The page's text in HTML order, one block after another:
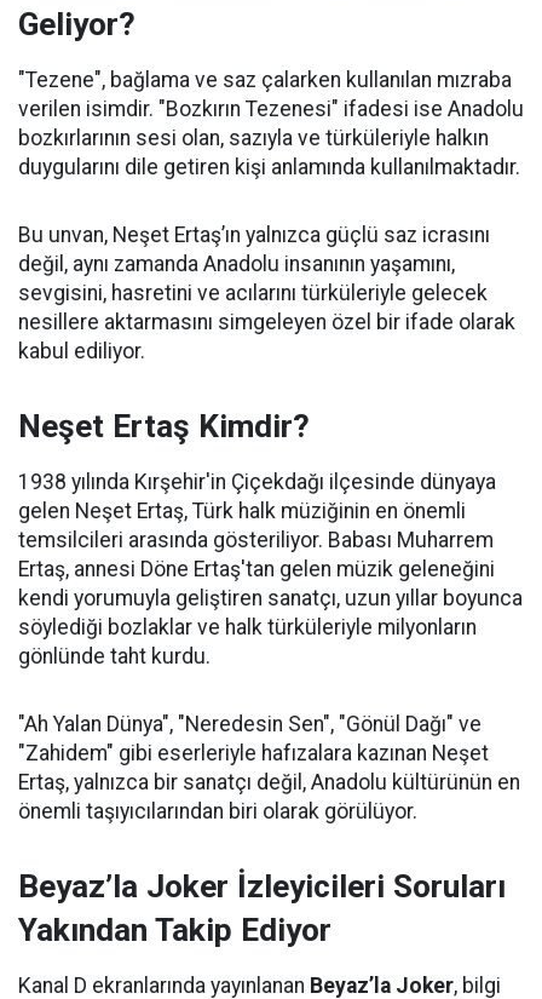
Geliyor?
"Tezene", bağlama ve saz çalarken kullanılan mızraba
verilen isimdir. "Bozkırın Tezenesi" ifadesi ise Anadolu
bozkırlarının sesi olan, sazıyla ve türküleriyle halkın
duygularını dile getiren kişi anlamında kullanılmaktadır.
Bu unvan, Neşet Ertaş’ın yalnızca güçlü saz icrasını
değil, aynı zamanda Anadolu insanının yaşamını,
sevgisini, hasretini ve acılarını türküleriyle gelecek
nesillere aktarmasını simgeleyen özel bir ifade olarak
kabul ediliyor.
Neşet Ertaş Kimdir?
1938 yılında Kırşehir'in Çiçekdağı ilçesinde dünyaya
gelen Neşet Ertaş, Türk halk müziğinin en önemli
temsilcileri arasında gösteriliyor. Babası Muharrem
Ertaş, annesi Döne Ertaş'tan gelen müzik geleneğini
kendi yorumuyla geliştiren sanatçı, uzun yıllar boyunca
söylediği bozlaklar ve halk türküleriyle milyonların
gönlünde taht kurdu.
"Ah Yalan Dünya", "Neredesin Sen", "Gönül Dağı" ve
"Zahidem" gibi eserleriyle hafızalara kazınan Neşet
Ertaş, yalnızca bir sanatçı değil, Anadolu kültürünün en
önemli taşıyıcılarından biri olarak görülüyor.
Beyaz’la Joker İzleyicileri Soruları
Yakından Takip Ediyor
Kanal D ekranlarında yayınlanan Beyaz’la Joker, bilgi